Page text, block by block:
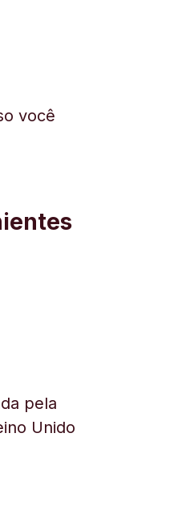
você
pela
Unido